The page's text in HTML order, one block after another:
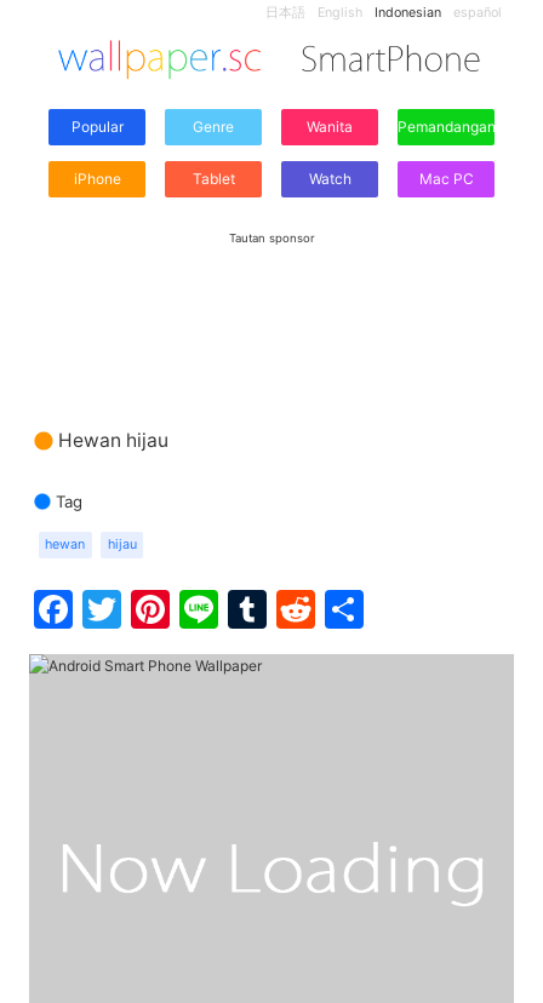
日本語 English Indonesian español
Popular Genre Wanita Pemandangan
iPhone Tablet Watch Mac PC
Tautan sponsor
Hewan hijau
Tag
hewan hijau
Facebook
Twitter
Pinterest
LineTumblr
Reddit